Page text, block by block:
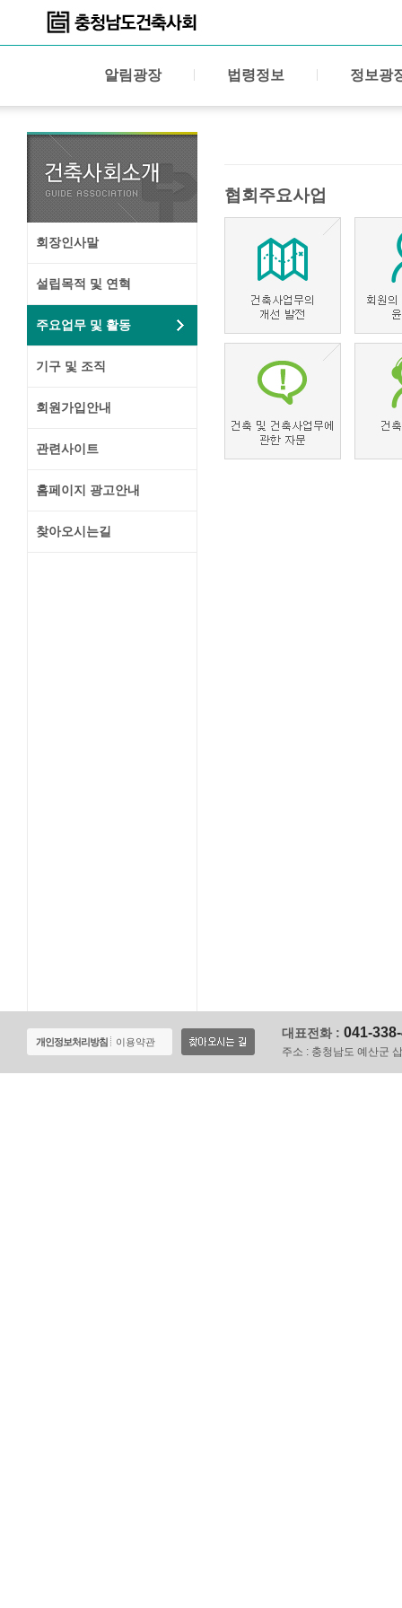
알림광장 법령정보 정보광
회장인사말
설립목적 및 연혁
주요업무 및 활동
기구 및 조직
회원가입안내
관련사이트
홈페이지 광고안내
찾아오시는길
협회주요사업
개인정보처리방침 이용약관
대표전화 : 041-
주소 : 충청남도 예산군